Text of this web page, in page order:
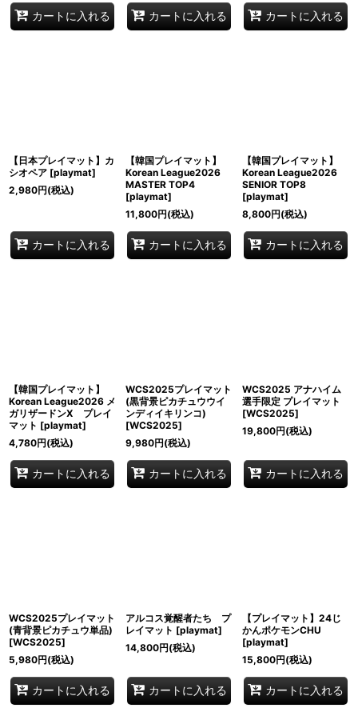
カートに入れる カートに入れる カートに入れる
【日本プレイマット】カ
シオペア [playmat]
2,980円(税込)
カートに入れる
【韓国プレイマット】
Korean League2026
MASTER TOP4
[playmat]
11,800円(税込)
カートに入れる
【韓国プレイマット】
Korean League2026
SENIOR TOP8
[playmat]
8,800円(税込)
カートに入れる
【韓国プレイマット】
Korean League2026 メ
ガリザードンX プレイ
マット [playmat]
4,780円(税込)
カートに入れる
WCS2025プレイマット
(黒背景ピカチュウウイ
ンディイキリンコ)
[WCS2025]
9,980円(税込)
カートに入れる
WCS2025 アナハイム
選手限定 プレイマット
[WCS2025]
19,800円(税込)
カートに入れる
WCS2025プレイマット
(青背景ピカチュウ単品)
[WCS2025]
5,980円(税込)
カートに入れる
アルコス覚醒者たち プ
レイマット [playmat]
14,800円(税込)
カートに入れる
【プレイマット】24じ
かんポケモンCHU
[playmat]
15,800円(税込)
カートに入れる